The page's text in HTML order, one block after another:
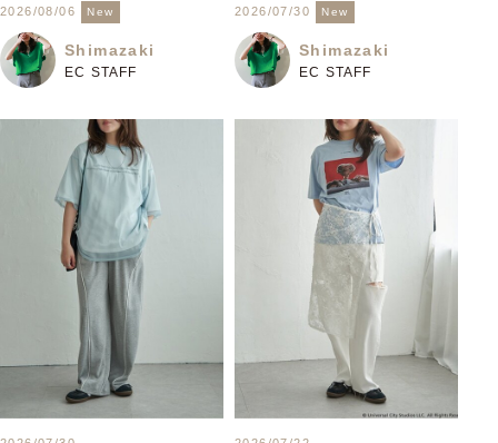
2026/08/06 New
Shimazaki
EC STAFF
2026/07/30 New
Shimazaki
EC STAFF